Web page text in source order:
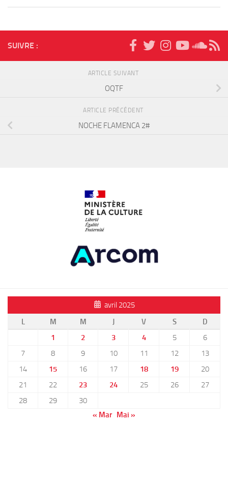
SUIVRE :
ARTICLE SUIVANT
OQTF
ARTICLE PRÉCÉDENT
NOCHE FLAMENCA 2#
avril 2025
L
M M J V S
D
1
2 3 4 5
6
7
8 9 10 11 12
13
14
15 16 17 18 19
20
21
22 23 24 25 26
27
28
29
30
« Mar Mai »